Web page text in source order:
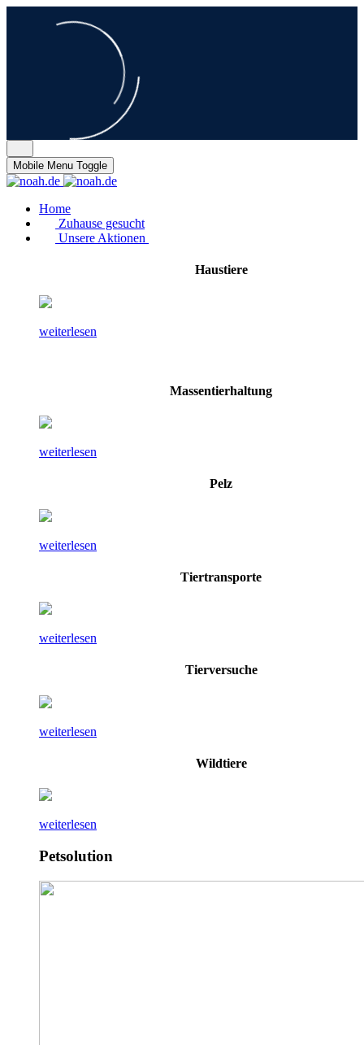
Mobile Menu Toggle
Home
Zuhause gesucht
Unsere Aktionen
Haustiere
weiterlesen
Massentierhaltung
weiterlesen
Pelz
weiterlesen
Tiertransporte
weiterlesen
Tierversuche
weiterlesen
Wildtiere
weiterlesen
Petsolution